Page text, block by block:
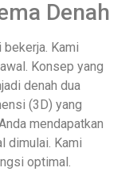
Denah
Kami
Konsep yang
denah dua
(3D) yang
mendapatkan
dimulai. Kami
optimal.